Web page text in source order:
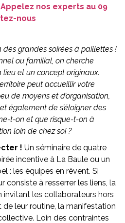
Appelez nos experts au 09
nous
grandes soirées à paillettes !
ou familial, on cherche
lieu et un concept originaux.
peut accueillir votre
de moyens et d’organisation,
également de s’éloigner des
t-on et que risque-t-on à
loin de chez soi ?
! Un séminaire de quatre
incentive à La Baule ou un
: les équipes en rêvent. Si
consiste à resserrer les liens, la
invitant les collaborateurs hors
leur routine, la manifestation
Loin des contraintes